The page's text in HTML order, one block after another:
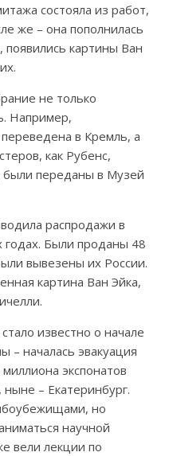
состояла из работ,
же – она пополнилась
картины Ван
не только
Например,
в Кремль, а
как Рубенс,
переданы в Музей
распродажи в
годах. Были проданы 48
вывезены их России.
картина Ван Эйка,
известно о начале
– началась эвакуация
экспонатов
– Екатеринбург.
но
научной
вели лекции по